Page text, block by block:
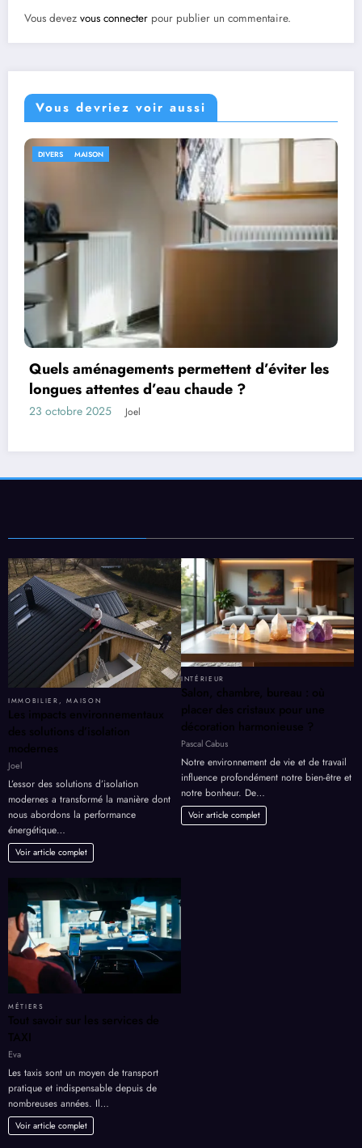
Vous devez vous connecter pour publier un commentaire.
Vous devriez voir aussi
DIVERS
Les facteurs qui influencent la durée de
d’un bien
13 octobre 2025
IMMOBILIER ,MAISON
Les impacts environnementaux
des solutions d’isolation
modernes
Joel
L’essor des solutions d’isolation
modernes a transformé la manière dont
nous abordons la performance
énergétique…
Voir article complet
INTÉRIEUR
Salon, chambre, bureau : où
placer des cristaux pour une
décoration harmonieuse ?
Pascal Cabus
Notre environnement de vie et de travail
influence profondément notre bien-être et
notre bonheur. De…
Voir article complet
MÉTIERS
Tout savoir sur les services de
TAXI
Eva
Les taxis sont un moyen de transport
pratique et indispensable depuis de
nombreuses années. Il…
Voir article complet